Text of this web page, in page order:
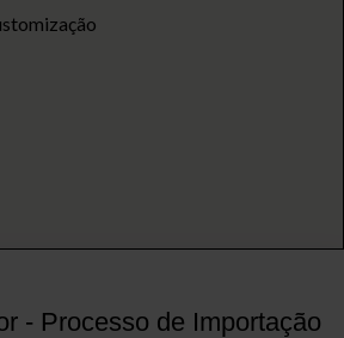
- Processo de Importação